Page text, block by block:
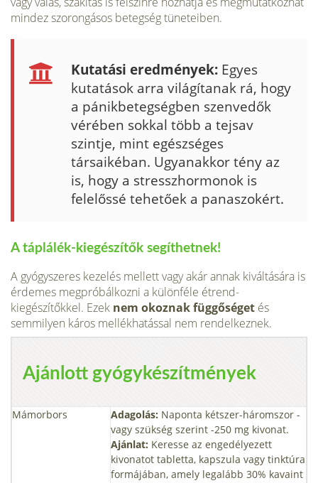
mindez szorongásos betegség tüneteiben.
Kutatási eredmények: Egyes
kutatások arra világítanak rá, hogy
a pánikbetegségben szenvedők
vérében sokkal több a tejsav
szintje, mint egészséges
társaikéban. Ugyanakkor tény az
is, hogy a stresszhormonok is
felelőssé tehetőek a panaszokért.
A táplálék-kiegészítők segíthetnek!
A gyógyszeres kezelés mellett vagy akár annak kiváltására is
érdemes megpróbálkozni a különféle étrend-
kiegészítőkkel. Ezek nem okoznak függőséget és
semmilyen káros mellékhatással nem rendelkeznek.
Ajánlott gyógykészítmények
Mámorbors Adagolás: Naponta kétszer-háromszor -
vagy szükség szerint -250 mg kivonat.
Ajánlat: Keresse az engedélyezett
kivonatot tabletta, kapszula vagy tinktúra
formájában, amely legalább 30% kavaint